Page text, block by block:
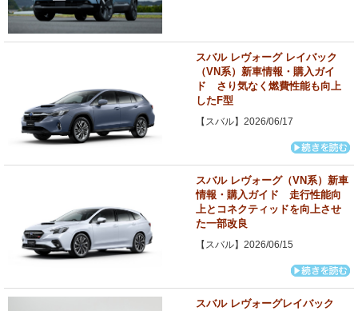
スバル レヴォーグ レイバック
（VN系）新車情報・購入ガイ
ド さり気なく燃費性能も向上
したF型
【スバル】2026/06/17
スバル レヴォーグ（VN系）新車
情報・購入ガイド 走行性能向
上とコネクティッドを向上させ
た一部改良
【スバル】2026/06/15
スバル レヴォーグレイバック